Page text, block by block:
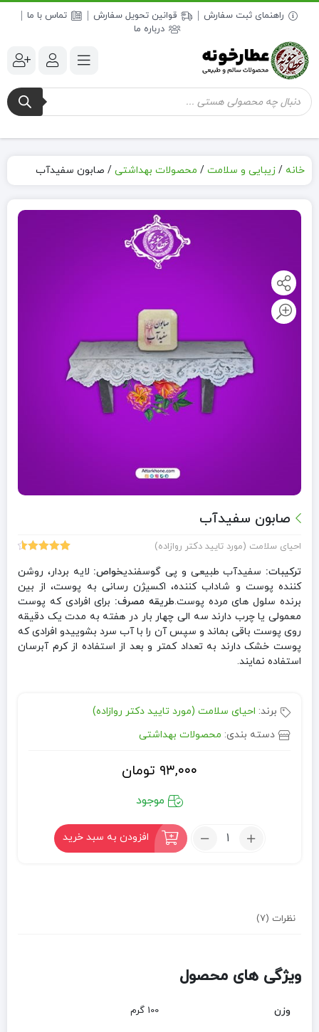
راهنمای ثبت سفارش قوانین تحویل سفارش
تماس با ما
درباره ما
جستجوی
محصولات
خانه / زیبایی و سلامت / محصولات بهداشتی / صابون سفیدآب
صابون سفیدآب
احیای سلامت (مورد تایید دکتر روازاده)
4.57
از 5
امتیازدهی
مشتری
ترکیبات: سفیدآب طبیعی و پی گوسفندیخواص: لایه بردار، روشن
کننده پوست و شاداب کننده، اکسیژن رسانی به پوست، از بین
برنده سلول های مرده پوست.طریقه مصرف: برای افرادی که پوست
معمولی یا چرب دارند سه الی چهار بار در هفته به مدت یک دقیقه
روی پوست باقی بماند و سپس آن را با آب سرد بشوییدو افرادی که
پوست خشک دارند به تعداد کمتر و بعد از استفاده از کرم آبرسان
استفاده نمایند.
برند: احیای سلامت (مورد تایید دکتر روازاده)
دسته بندی: محصولات بهداشتی
۹۳,۰۰۰ تومان
موجود
تعداد:
افزودن به سبد خرید
نظرات (7)
ویژگی های محصول
وزن 100 گرم